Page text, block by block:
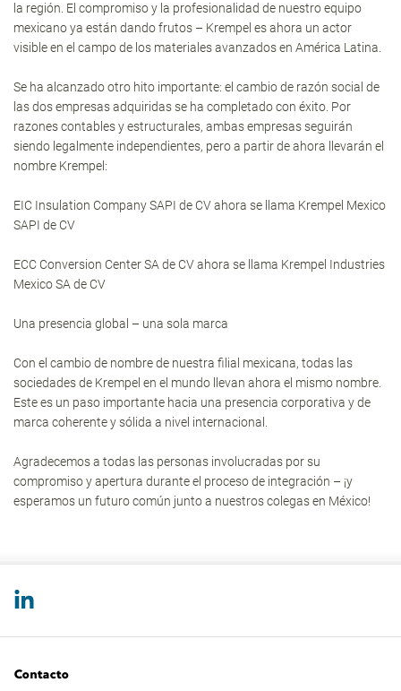
la región. El compromiso y la profesionalidad de nuestro equipo
mexicano ya están dando frutos – Krempel es ahora un actor
visible en el campo de los materiales avanzados en América Latina.
Se ha alcanzado otro hito importante: el cambio de razón social de
las dos empresas adquiridas se ha completado con éxito. Por
razones contables y estructurales, ambas empresas seguirán
siendo legalmente independientes, pero a partir de ahora llevarán el
nombre Krempel:
EIC Insulation Company SAPI de CV ahora se llama Krempel Mexico
SAPI de CV
ECC Conversion Center SA de CV ahora se llama Krempel Industries
Mexico SA de CV
Una presencia global – una sola marca
Con el cambio de nombre de nuestra filial mexicana, todas las
sociedades de Krempel en el mundo llevan ahora el mismo nombre.
Este es un paso importante hacia una presencia corporativa y de
marca coherente y sólida a nivel internacional.
Agradecemos a todas las personas involucradas por su
compromiso y apertura durante el proceso de integración – ¡y
esperamos un futuro común junto a nuestros colegas en México!
Contacto